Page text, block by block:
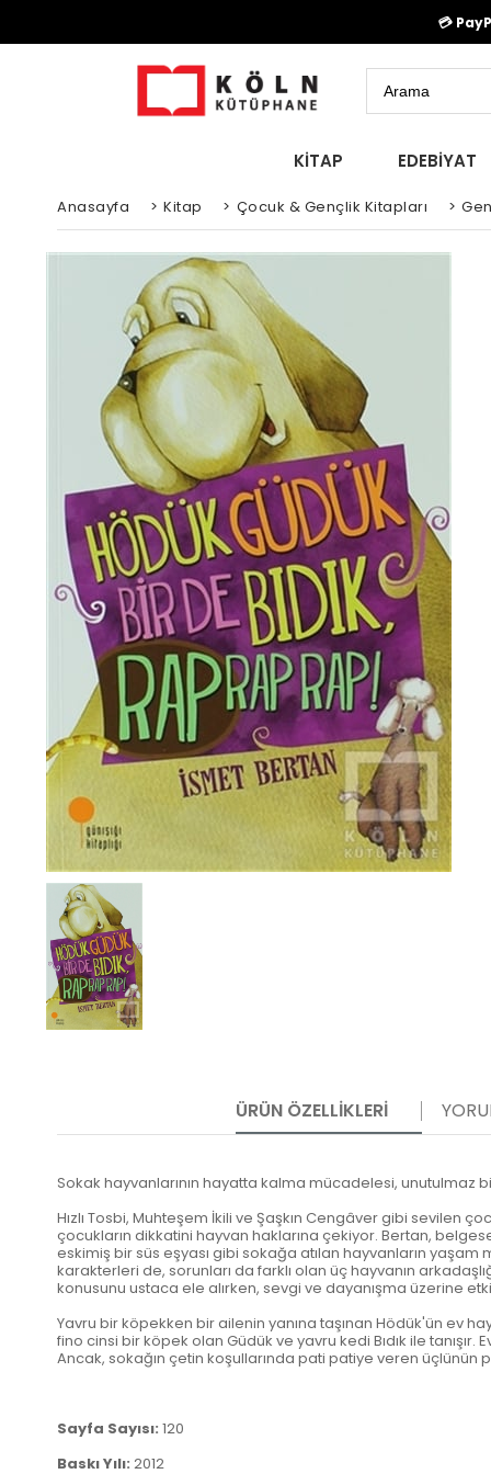
💳
KİTAP EDEBİYAT
Anasayfa > Kitap > Çocuk & Gençlik Kitapları >
ÜRÜN ÖZELLIKLERI
Sokak hayvanlarının hayatta kalma mücadelesi, unutulmaz
Hızlı Tosbi, Muhteşem İkili ve Şaşkın Cengâver gibi sevilen
çocukların dikkatini hayvan haklarına çekiyor. Bertan,
eskimiş bir süs eşyası gibi sokağa atılan hayvanların
karakterleri de, sorunları da farklı olan üç hayvanın
konusunu ustaca ele alırken, sevgi ve dayanışma üzerine
Yavru bir köpekken bir ailenin yanına taşınan Hödük'ün ev
fino cinsi bir köpek olan Güdük ve yavru kedi Bıdık ile
Ancak, sokağın çetin koşullarında pati patiye veren üçlünün
Sayfa Sayısı: 120
Baskı Yılı: 2012